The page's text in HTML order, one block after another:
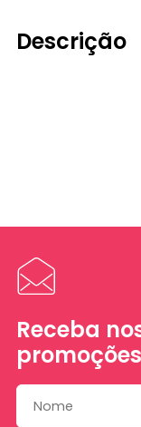
Descrição
Receba